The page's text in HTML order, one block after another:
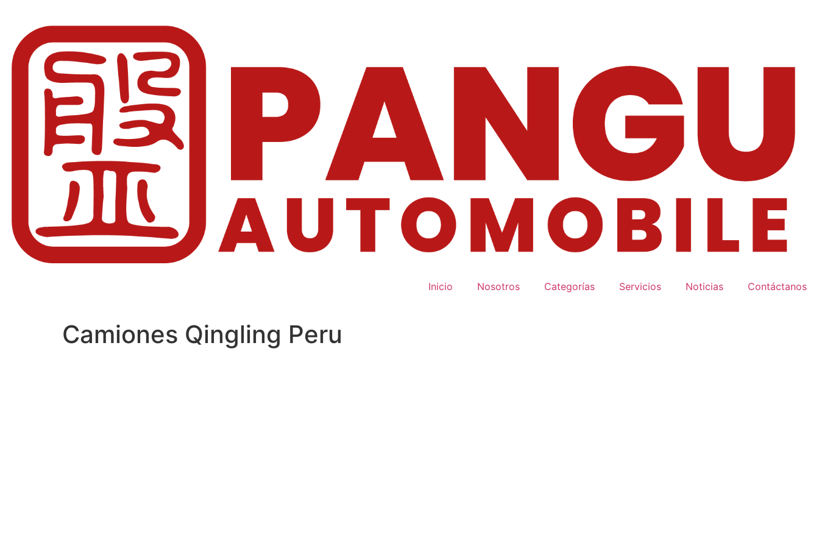
Inicio Nosotros Categorías Servicios Noticias Contáctanos
Camiones Qingling Peru